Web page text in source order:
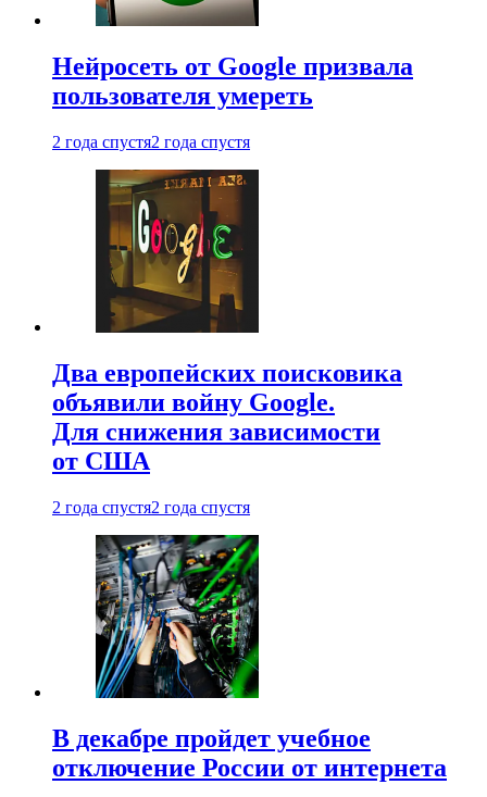
Нейросеть от Google призвала
пользователя умереть
2 года спустя2 года спустя
Два европейских поисковика
объявили войну Google.
Для снижения зависимости
от США
2 года спустя2 года спустя
В декабре пройдет учебное
отключение России от интернета